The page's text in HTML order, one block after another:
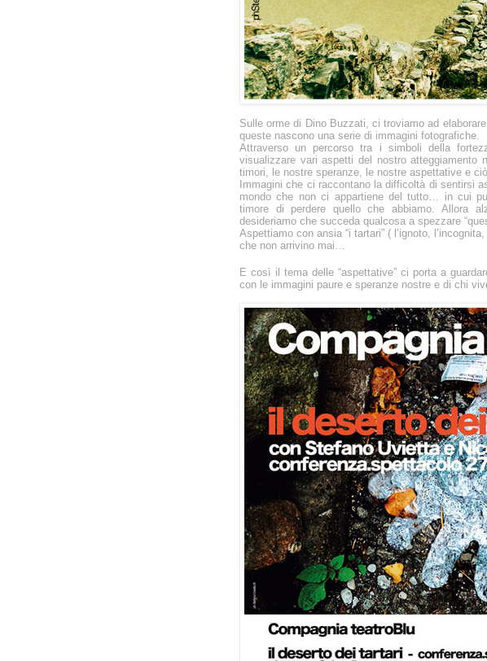
Sulle orme di Dino Buzzati, ci troviamo ad
queste nascono una serie di immagini fotografiche.
Attraverso un percorso tra i simboli della
visualizzare vari aspetti del nostro
timori, le nostre speranze, le nostre aspettative e
Immagini che ci raccontano la difficoltà di sentirsi
mondo che non ci appartiene del tutto… in cui
timore di perdere quello che abbiamo. Allora
desideriamo che succeda qualcosa a spezzare
Aspettiamo con ansia “i tartari” ( l’ignoto,
che non arrivino mai…
E così il tema delle “aspettative” ci porta a
con le immagini paure e speranze nostre e di chi